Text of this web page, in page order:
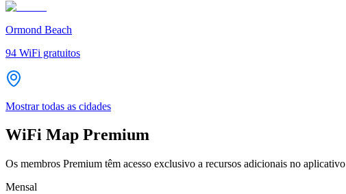
Ormond Beach
94 WiFi gratuitos
Mostrar todas as cidades
WiFi Map Premium
Os membros Premium têm acesso exclusivo a recursos adicionais no aplicativo
Mensal